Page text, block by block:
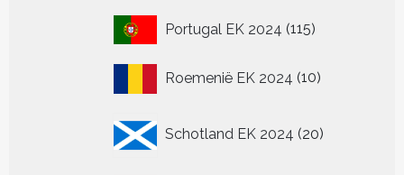
Portugal EK 2024 115115
Roemenië EK 2024 1010
Schotland EK 2024 20
producten